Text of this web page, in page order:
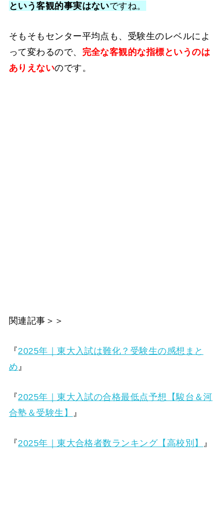
という客観的事実はないですね。
そもそもセンター平均点も、受験生のレベルによ
って変わるので、 完全な客観的な指標というのは
ありえないのです。
関連記事＞＞
『2025年｜東大入試は難化？受験生の感想まと
め 』
『2025年｜東大入試の合格最低点予想【駿台＆河
合塾＆受験生】
』
『2025年｜東大合格者数ランキング【高校別】 』